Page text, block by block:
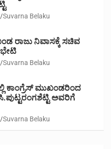
Suvarna Belaku
ರಾಜು ನಿವಾಸಕ್ಕೆ ಸಚಿವ
ಭೇಟಿ
Suvarna Belaku
ಕಾಂಗ್ರೆಸ್ ಮುಖಂಡರಿಂದ
ಅವರಿಗೆ
Suvarna Belaku